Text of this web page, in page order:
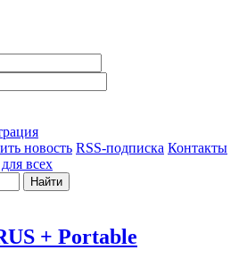
новость RSS-подписка Контакты
всех
Найти
+ Portable